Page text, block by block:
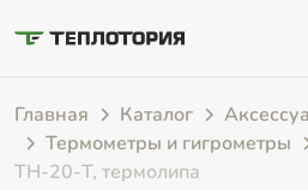
Главная Каталог
Термометры и гигрометры
ТН-20-T, термолипа